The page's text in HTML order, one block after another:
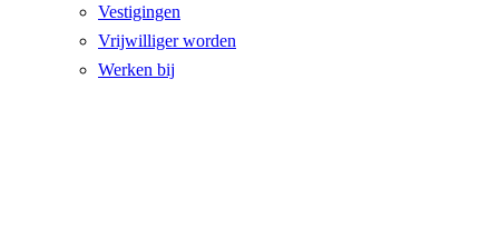
Vestigingen
Vrijwilliger worden
Werken bij